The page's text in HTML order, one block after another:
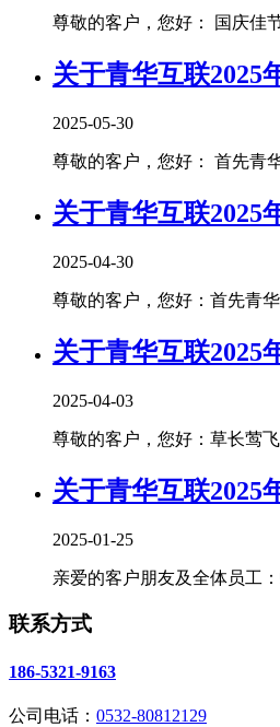
尊敬的客户，您好： 国庆佳
关于青华互联2025
2025-05-30
尊敬的客户，您好： 首先青
关于青华互联2025
2025-04-30
尊敬的客户，您好：首先青
关于青华互联2025
2025-04-03
尊敬的客户，您好：草长莺
关于青华互联2025
2025-01-25
亲爱的客户朋友及全体员工
联系方式
186-5321-9163
公司电话： 0532-80812129